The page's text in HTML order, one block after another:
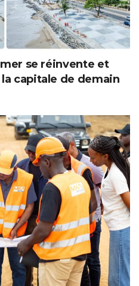
se réinvente et
capitale de demain